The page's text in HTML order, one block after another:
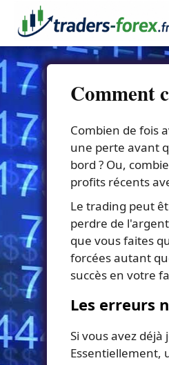
Comment
Combien de fois
une perte avant
bord ? Ou,
profits récents
Le trading peut
perdre de
que vous faites
forcées autant
succès en votre
Les erreurs
Si vous avez
Essentiellement,